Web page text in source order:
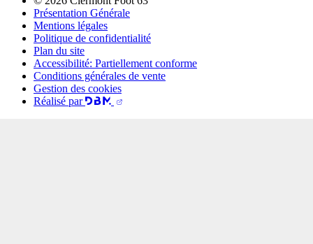
Présentation Générale
Mentions légales
Politique de confidentialité
Plan du site
Accessibilité: Partiellement conforme
Conditions générales de vente
Gestion des cookies
Réalisé par